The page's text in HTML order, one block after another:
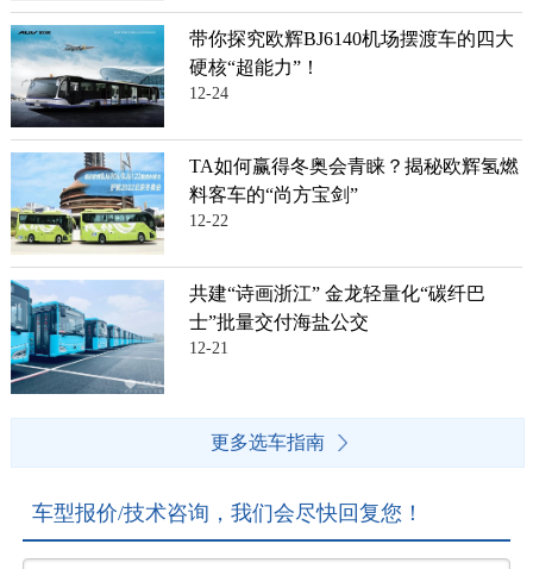
带你探究欧辉BJ6140机场摆渡车的四大
硬核“超能力”！
12-24
TA如何赢得冬奥会青睐？揭秘欧辉氢燃
料客车的“尚方宝剑”
12-22
共建“诗画浙江” 金龙轻量化“碳纤巴
士”批量交付海盐公交
12-21
更多选车指南
车型报价/技术咨询，我们会尽快回复您！